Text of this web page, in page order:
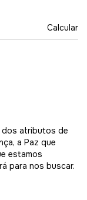
Calcular
dos atributos de
a Paz que
estamos
para nos buscar.